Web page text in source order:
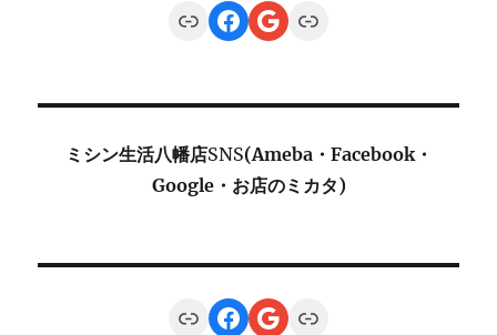
LinkFacebook
Google
Link
ミシン生活八幡店SNS(Ameba・Facebook・
Google・お店のミカタ)
LinkFacebook
Google
Link